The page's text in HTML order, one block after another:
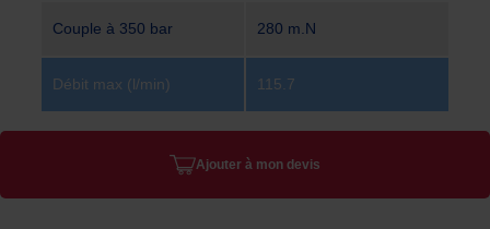
Couple à 350 bar 280 m.N
Débit max (l/min) 115.7
Ajouter à mon devis